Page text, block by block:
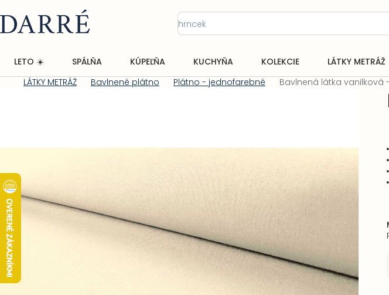
na
obsah
LETO ☀️ SPÁLŇA KÚPEĽŇA KUCHYŇA KOLEKCIE LÁTKY METRÁŽ
LÁTKY METRÁŽ Bavlnené plátno Plátno - jednofarebné Bavlnená látka vanilková -